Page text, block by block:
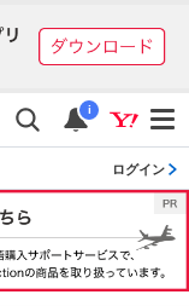
i
ログイン